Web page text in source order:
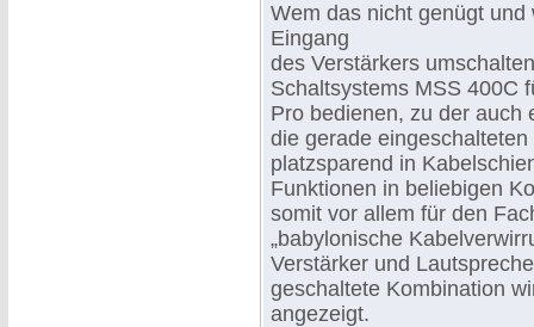
Wem das nicht genügt
Eingang
des Verstärkers
Schaltsystems MSS 400C
Pro bedienen, zu der auch
die gerade
platzsparend in
Funktionen in beliebigen
somit vor allem für den
„babylonische
Verstärker und
geschaltete Kombination
angezeigt.